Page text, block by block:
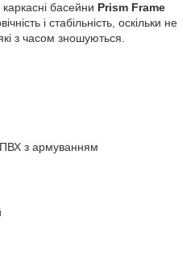
каркасні басейни Prism Frame
і стабільність, оскільки не
з часом зношуються.
з армуванням